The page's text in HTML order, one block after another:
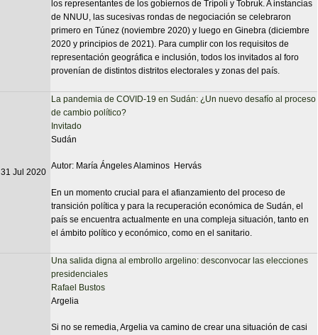
los representantes de los gobiernos de Trípoli y Tobruk. A instancias
de NNUU, las sucesivas rondas de negociación se celebraron
primero en Túnez (noviembre 2020) y luego en Ginebra (diciembre
2020 y principios de 2021). Para cumplir con los requisitos de
representación geográfica e inclusión, todos los invitados al foro
provenían de distintos distritos electorales y zonas del país.
31 Jul 2020
La pandemia de COVID-19 en Sudán: ¿Un nuevo desafío al proceso
de cambio político?
Invitado
Sudán
Autor: María Ángeles Alaminos Hervás
En un momento crucial para el afianzamiento del proceso de
transición política y para la recuperación económica de Sudán, el
país se encuentra actualmente en una compleja situación, tanto en
el ámbito político y económico, como en el sanitario.
Una salida digna al embrollo argelino: desconvocar las elecciones
presidenciales
Rafael Bustos
Argelia
Si no se remedia, Argelia va camino de crear una situación de casi